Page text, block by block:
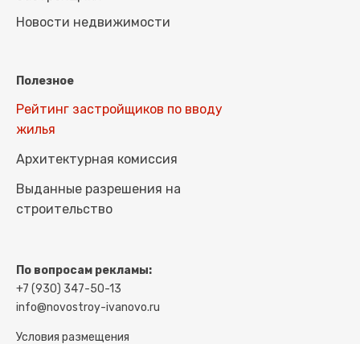
Новости недвижимости
Полезное
Рейтинг застройщиков по вводу
жилья
Архитектурная комиссия
Выданные разрешения на
строительство
По вопросам рекламы:
+7 (930) 347-50-13
info@novostroy-ivanovo.ru
Условия размещения